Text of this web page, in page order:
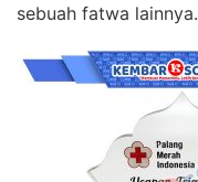
sebuah fatwa lainnya.